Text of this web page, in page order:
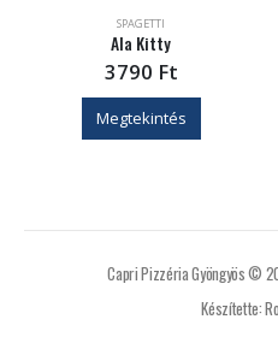
SPAGETTI
Ala Kitty
3790 Ft
Megtekintés
Capri Pizzéria Gyöngyös ©
Készítette: